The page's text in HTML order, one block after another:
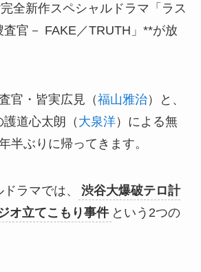
全新作スペシャルドラマ「ラス
査官－ FAKE／TRUTH」**が放
官・皆実広見（福山雅治）と、
道心太朗（ 大泉洋）による無
半ぶりに帰ってきます。
ラマでは、
渋谷大爆破テロ計
オ立てこもり事件 という2つの